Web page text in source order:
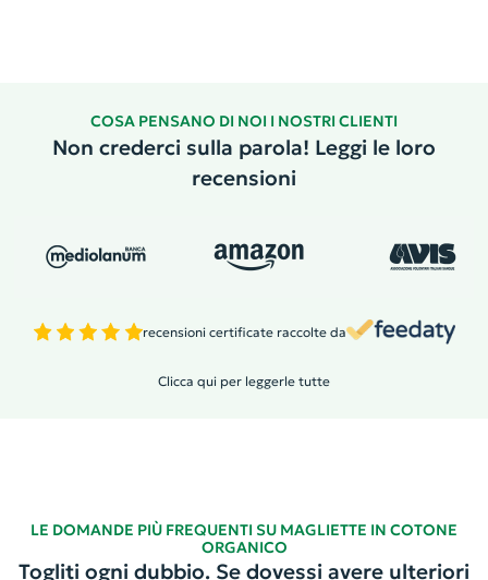
COSA PENSANO DI NOI I NOSTRI CLIENTI
Non crederci sulla parola! Leggi le loro
recensioni
recensioni certificate raccolte da
Clicca qui per leggerle tutte
LE DOMANDE PIÙ FREQUENTI SU MAGLIETTE IN COTONE
ORGANICO
Togliti ogni dubbio. Se dovessi avere ulteriori